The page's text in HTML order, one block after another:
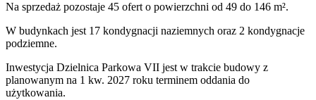
Na sprzedaż pozostaje 45 ofert o powierzchni od 49 do 146 m².
W budynkach jest 17 kondygnacji naziemnych oraz 2 kondygnacje
podziemne.
Inwestycja Dzielnica Parkowa VII jest w trakcie budowy z
planowanym na 1 kw. 2027 roku terminem oddania do
użytkowania.